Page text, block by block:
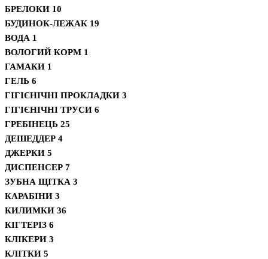
БРЕЛОКИ 10
БУДИНОК-ЛЕЖАК 19
ВОДА 1
ВОЛОГИЙ КОРМ 1
ГАМАКИ 1
ГЕЛЬ 6
ГІГІЄНІЧНІ ПРОКЛАДКИ 3
ГІГІЄНІЧНІ ТРУСИ 6
ГРЕБІНЕЦЬ 25
ДЕШЕДДЕР 4
ДЖЕРКИ 5
ДИСПЕНСЕР 7
ЗУБНА ЩІТКА 3
КАРАБІНИ 3
КИЛИМКИ 36
КІГТЕРІЗ 6
КЛІКЕРИ 3
КЛІТКИ 5